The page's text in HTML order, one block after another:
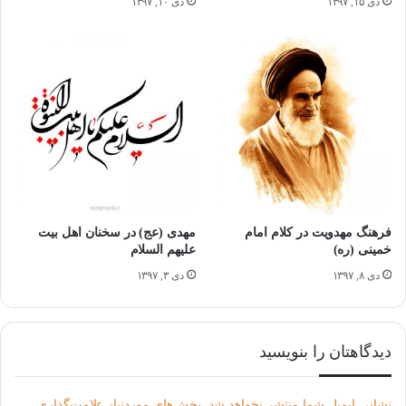
از امام جواد علیه السلام روایت شده است که حضرت مهدی(عج)
را منتظَر می نامند؛ چون دوران غیبت برای وی، بسیار طولانی
خواهد بود. مخلصان امت با وجود طولانی شدن این دوره، ظهور او
را انتظار خواهند کشید، ولی شک کنندگان، دچار تردید خواهند شد
و او را انکار خواهند کرد.
فرهنگ مهدویت در کلام امام
خمینی (ره)
دی ۸, ۱۳۹۷
مهدی (عج) در سخنان اهل بیت
علیهم السلام
دی ۳, ۱۳۹۷
دیدگاهتان را بنویسید